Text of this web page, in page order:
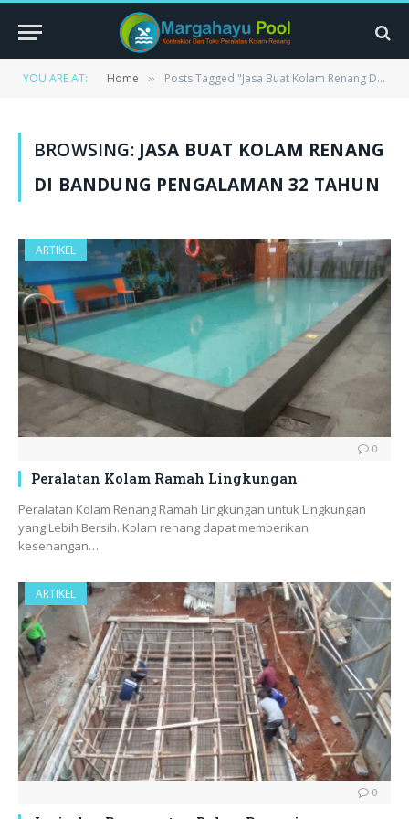
YOU ARE AT: Home » Posts Tagged "Jasa Buat Kolam Renang Di Bandung Pengalaman 32 Tahun"
BROWSING: JASA BUAT KOLAM RENANG
DI BANDUNG PENGALAMAN 32 TAHUN
ARTIKEL
0
Peralatan Kolam Ramah Lingkungan
Peralatan Kolam Renang Ramah Lingkungan untuk Lingkungan
yang Lebih Bersih. Kolam renang dapat memberikan
kesenangan…
ARTIKEL
0